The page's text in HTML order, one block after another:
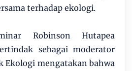
terhadap ekologi.
Robinson Hutapea
sebagai moderator
Ekologi mengatakan bahwa